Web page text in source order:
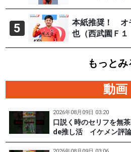
5
本紙推奨！ オ
也（西武園Ｆ
もっとみ
動画
2026年08月09日 03:20
口説く時のセリフを無
de推し活 イケメン評
ト #松根真 選手（東京